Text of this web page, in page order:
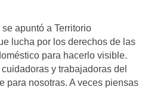
apuntó a Territorio
lucha por los derechos de las
para hacerlo visible.
y trabajadoras del
para nosotras. A veces piensas